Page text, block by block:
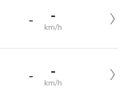
- -
km/h
- -
km/h